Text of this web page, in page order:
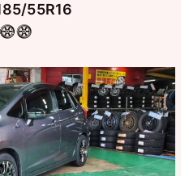
55R16